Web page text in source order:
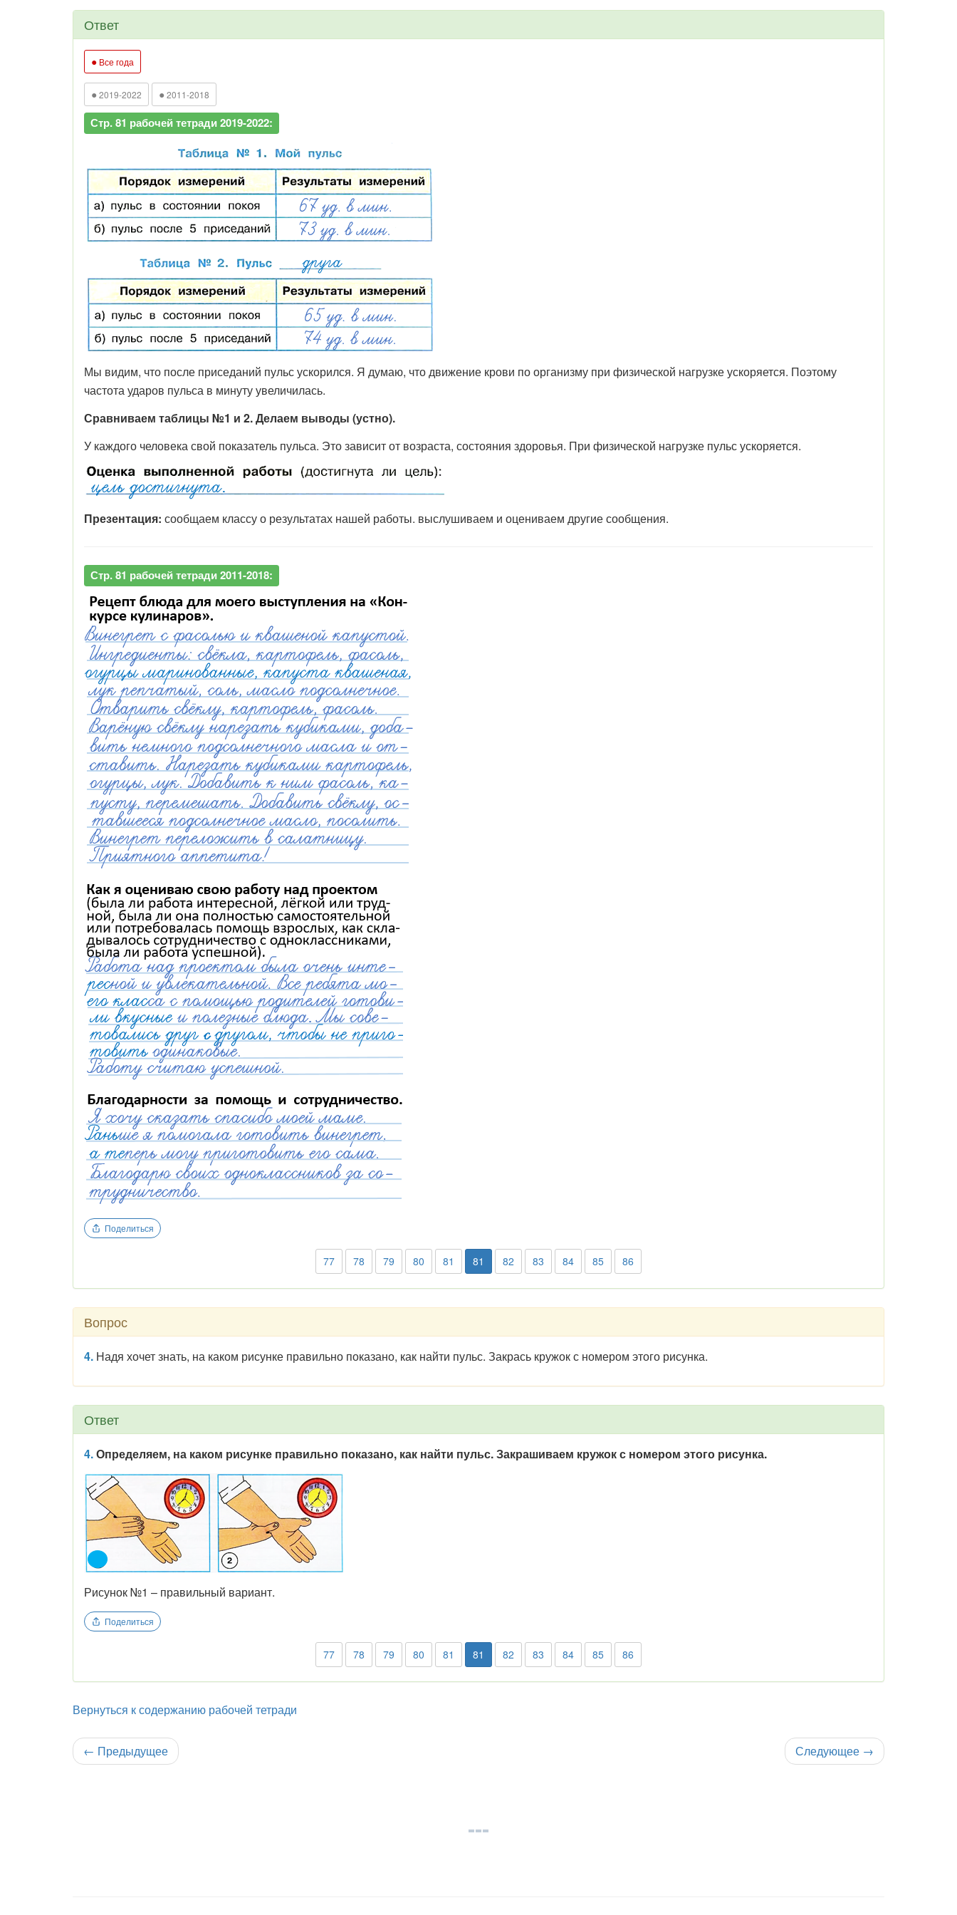
Ответ
● Все года
● 2019-2022 ● 2011-2018
Стр. 81 рабочей тетради 2019-2022:
Мы видим, что после приседаний пульс ускорился. Я думаю, что движение крови по организму при физической нагрузке ускоряется. Поэтому
частота ударов пульса в минуту увеличилась.
Сравниваем таблицы №1 и 2. Делаем выводы (устно).
У каждого человека свой показатель пульса. Это зависит от возраста, состояния здоровья. При физической нагрузке пульс ускоряется.
Презентация: сообщаем классу о результатах нашей работы. выслушиваем и оцениваем другие сообщения.
Стр. 81 рабочей тетради 2011-2018:
Поделиться
77 78 79 80 81 81 82 83 84 85 86
Вопрос
4. Надя хочет знать, на каком рисунке правильно показано, как найти пульс. Закрась кружок с номером этого рисунка.
Ответ
4.Определяем, на каком рисунке правильно показано, как найти пульс. Закрашиваем кружок с номером этого рисунка.
Рисунок №1 – правильный вариант.
Поделиться
77 78 79 80 81 81 82 83 84 85 86
Вернуться к содержанию рабочей тетради
← Предыдущее Следующее →